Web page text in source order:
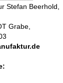
Stefan Beerhold,
Grabe,